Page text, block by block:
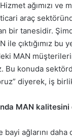
ağımızı
araç
bir tanesidir.
ile çıktığımız
MAN
Bu konuda
diyerek, iş
MAN
bayi ağlarını